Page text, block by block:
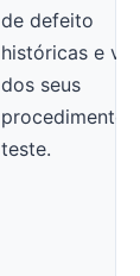
de defeito
históricas e
dos seus
teste.